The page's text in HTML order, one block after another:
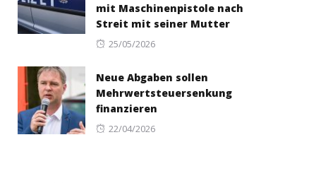
mit Maschinenpistole nach
Streit mit seiner Mutter
Posted
25/05/2026
Neue Abgaben sollen
Mehrwertsteuersenkung
finanzieren
Posted
22/04/2026